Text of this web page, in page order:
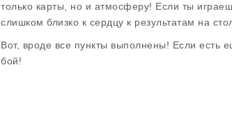
только карты, но и атмосферу! Если ты
слишком близко к сердцу к результатам на
Вот, вроде все пункты выполнены! Если есть
бой!